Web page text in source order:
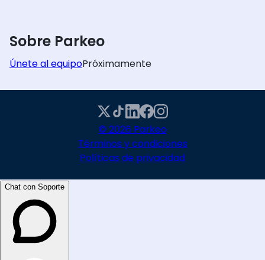
Sobre Parkeo
Únete al equipoPróximamente
© 2026 Parkeo
Términos y condiciones
Políticas de privacidad
Chat con Soporte